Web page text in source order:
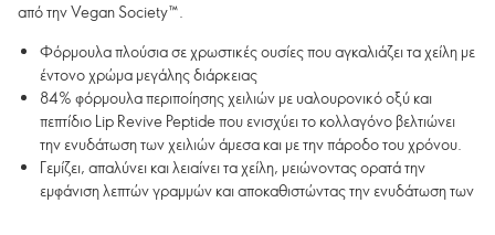
από την Vegan Society™.
Φόρμουλα πλούσια σε χρωστικές ουσίες που αγκαλιάζει τα χείλη με
έντονο χρώμα μεγάλης διάρκειας
84% φόρμουλα περιποίησης χειλιών με υαλουρονικό οξύ και
πεπτίδιο Lip Revive Peptide που ενισχύει το κολλαγόνο βελτιώνει
την ενυδάτωση των χειλιών άμεσα και με την πάροδο του χρόνου.
Γεμίζει, απαλύνει και λειαίνει τα χείλη, μειώνοντας ορατά την
εμφάνιση λεπτών γραμμών και αποκαθιστώντας την ενυδάτωση των